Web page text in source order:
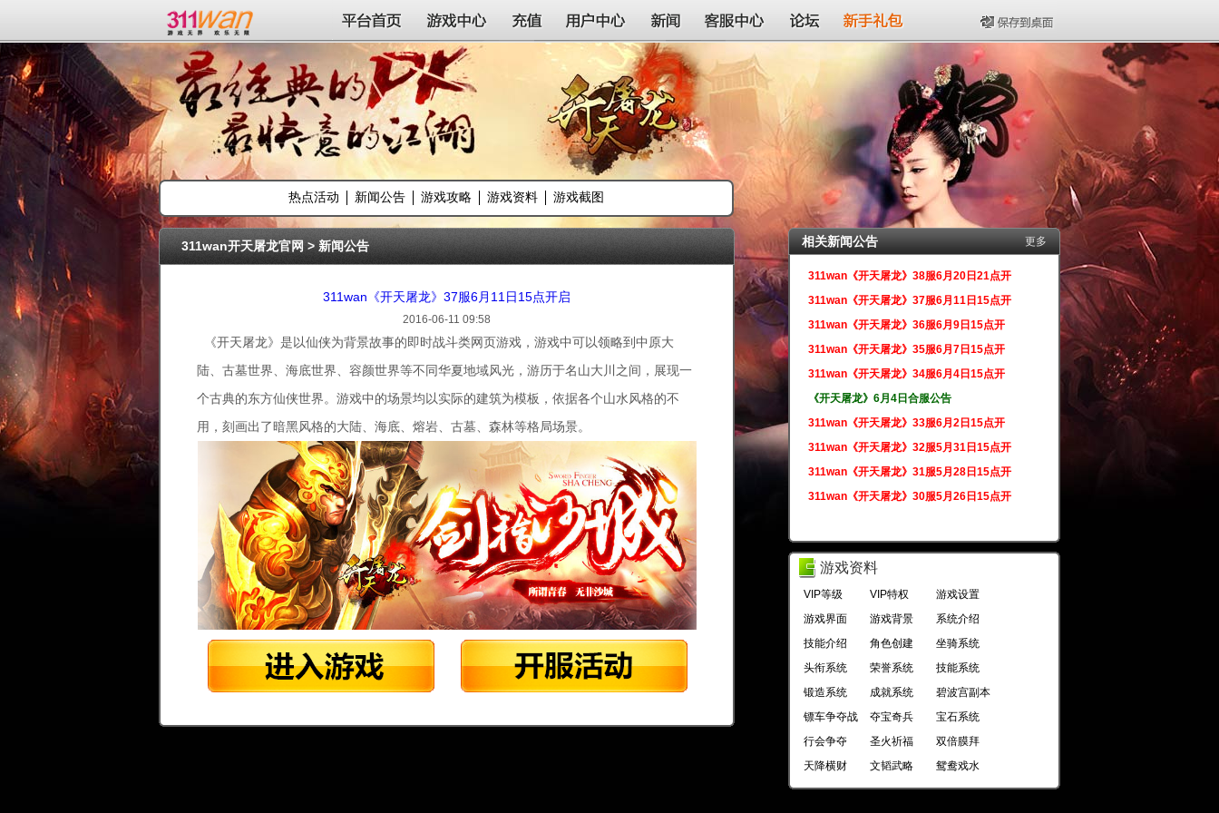
311wan平台 平台首页 游戏中心 充值 用户中心 新闻 客服中心 论坛 新手礼包 保存到桌面
热点活动 新闻公告 游戏攻略 游戏资料 游戏截图
311wan开天屠龙官网>新闻公告
311wan《开天屠龙》37服6月11日15点开启
2016-06-11 09:58
《开天屠龙》是以仙侠为背景故事的即时战斗类网页游戏，游戏中可以领略到中原大
陆、古墓世界、海底世界、容颜世界等不同华夏地域风光，游历于名山大川之间，展现一
个古典的东方仙侠世界。游戏中的场景均以实际的建筑为模板，依据各个山水风格的不
用，刻画出了暗黑风格的大陆、海底、熔岩、古墓、森林等格局场景。
相关新闻公告 更多
311wan《开天屠龙》38服6月20日21点开
311wan《开天屠龙》37服6月11日15点开
311wan《开天屠龙》36服6月9日15点开
311wan《开天屠龙》35服6月7日15点开
311wan《开天屠龙》34服6月4日15点开
《开天屠龙》6月4日合服公告
311wan《开天屠龙》33服6月2日15点开
311wan《开天屠龙》32服5月31日15点开
311wan《开天屠龙》31服5月28日15点开
311wan《开天屠龙》30服5月26日15点开
游戏资料
VIP等级 VIP特权
游戏设置
游戏界面
游戏背景
系统介绍
技能介绍
角色创建
坐骑系统
头衔系统
荣誉系统
技能系统
锻造系统
成就系统
碧波宫副本
镖车争夺战
夺宝奇兵
宝石系统
行会争夺
圣火祈福
双倍膜拜
天降横财
文韬武略 鸳鸯戏水